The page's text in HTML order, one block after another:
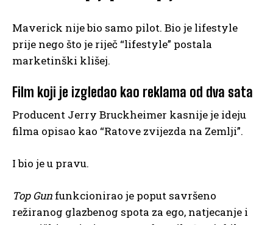
Maverick nije bio samo pilot. Bio je lifestyle
prije nego što je riječ “lifestyle” postala
marketinški klišej.
Film koji je izgledao kao reklama od dva sata
Producent Jerry Bruckheimer kasnije je ideju
filma opisao kao “Ratove zvijezda na Zemlji”.
I bio je u pravu.
Top Gun funkcionirao je poput savršeno
režiranog glazbenog spota za ego, natjecanje i